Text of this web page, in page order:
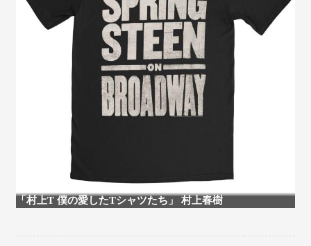
「村上T 僕の愛したTシャツたち」 村上春樹